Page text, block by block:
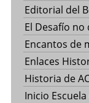
Editorial del
El Desafío no
Encantos de
Enlaces
Historia de
Inicio